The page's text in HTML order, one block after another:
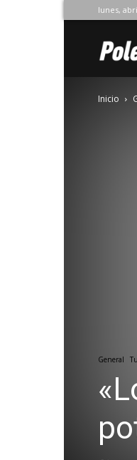
lunes,
Inicio
General